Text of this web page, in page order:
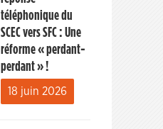
téléphonique du
SCEC vers SFC : Une
réforme « perdant-
perdant » !
18 juin 2026